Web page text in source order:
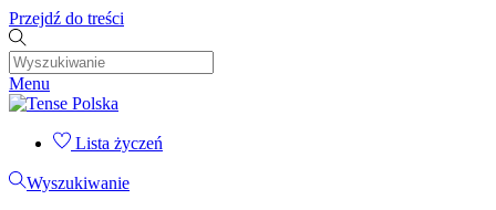
Przejdź do treści
Menu
Lista życzeń
Wyszukiwanie